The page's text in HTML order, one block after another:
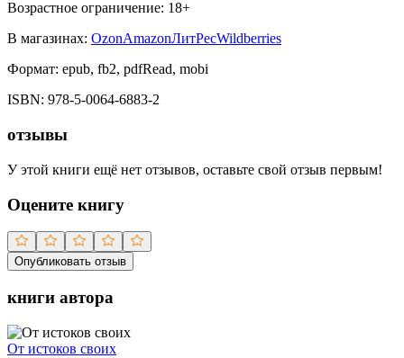
Возрастное ограничение: 18+
В магазинах: OzonAmazonЛитРесWildberries
Формат: epub, fb2, pdfRead, mobi
ISBN: 978-5-0064-6883-2
отзывы
У этой книги ещё нет отзывов, оставьте свой отзыв первым!
Оцените книгу
Опубликовать отзыв
книги автора
От истоков своих